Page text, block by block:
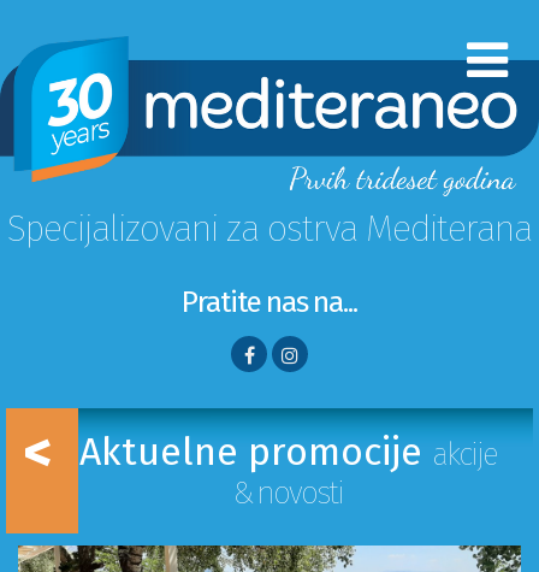
Specijalizovani za ostrva Mediterana
Pratite nas na...
< Aktuelne promocije akcije
& novosti